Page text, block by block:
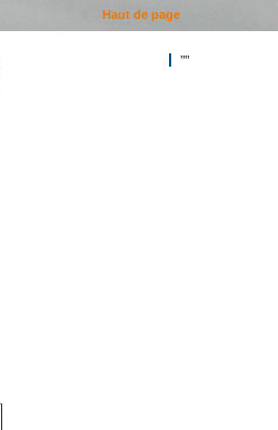
""
Haut de page